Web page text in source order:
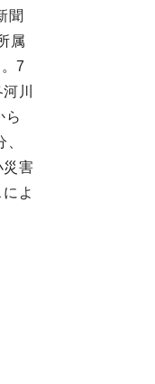
聞
属
7
川
ら
災害
よ